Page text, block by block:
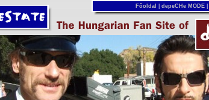
Főoldal depeCHe MODE